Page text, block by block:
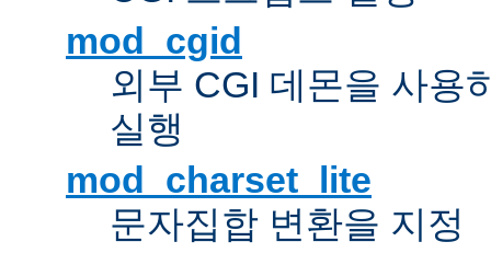
mod_cgid
외부 CGI 데몬을 사용
실행
mod_charset_lite
문자집합 변환을 지정